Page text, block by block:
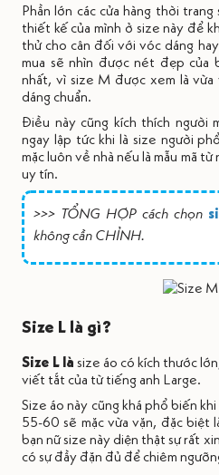
Phần lớn các cửa hàng thời
thiết kế của mình ở size này để
thử cho cân đối với vóc dáng
mua sẽ nhìn được nét đẹp của
nhất, vì size M được xem là
dáng chuẩn.
Điều này cũng kích thích người
ngay lập tức khi là size người
mặc luôn về nhà nếu là mẫu mã
uy tín.
>>> TỔNG HỢP cách chọn
không cần CHỈNH.
Size L là gì?
Size L là size áo có kích thước
viết tắt của từ tiếng anh Large.
Size áo này cũng khá phổ biến
55-60 sẽ mặc vừa vặn, đặc biệt
bạn nữ size này diện thật sự rất
có sự đầy đặn đủ để chiêm